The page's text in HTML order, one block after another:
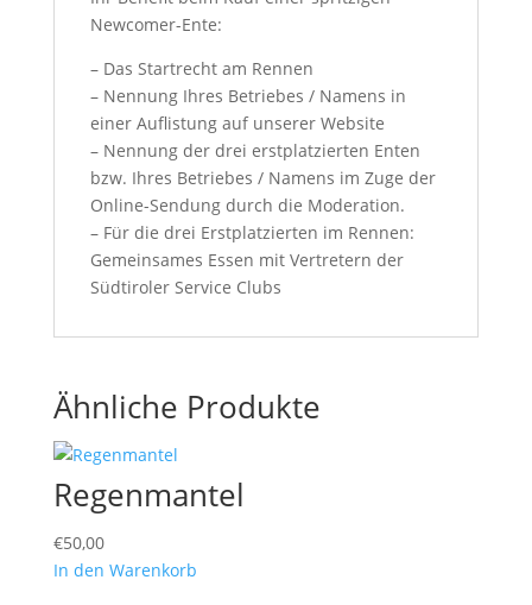
Newcomer-Ente:
– Das Startrecht am Rennen
– Nennung Ihres Betriebes / Namens in
einer Auflistung auf unserer Website
– Nennung der drei erstplatzierten Enten
bzw. Ihres Betriebes / Namens im Zuge der
Online-Sendung durch die Moderation.
– Für die drei Erstplatzierten im Rennen:
Gemeinsames Essen mit Vertretern der
Südtiroler Service Clubs
Ähnliche Produkte
Regenmantel
€50,00
In den Warenkorb